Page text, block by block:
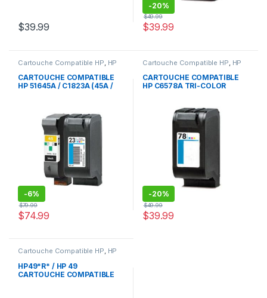
$39.99
-20%
$39.99
$49.99
Cartouche Compatible HP, HP
CARTOUCHE COMPATIBLE
HP 51645A / C1823A (45A /
-6%
$74.99
$79.99
Cartouche Compatible HP, HP
CARTOUCHE COMPATIBLE
HP C6578A TRI-COLOR
-20%
$39.99
$49.99
Cartouche Compatible HP, HP
HP49*R* / HP 49
CARTOUCHE COMPATIBLE